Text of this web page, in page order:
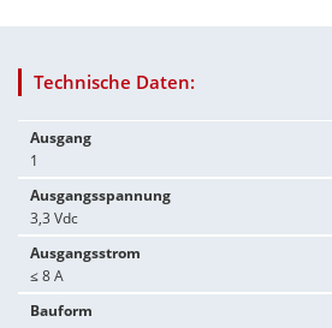
Technische Daten:
Ausgang
1
Ausgangsspannung
3,3 Vdc
Ausgangsstrom
≤ 8 A
Bauform